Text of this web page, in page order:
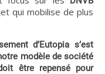
qui mobilise de plus
d’Eutopia s’est
modèle de société
être repensé pour